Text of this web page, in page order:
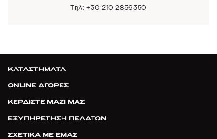
Τηλ: +30 210 2856350
ΚΑΤΑΣΤΗΜΑΤΑ
ONLINE ΑΓΟΡΕΣ
ΚΕΡΔΙΣΤΕ ΜΑΖΙ ΜΑΣ
ΕΞΥΠΗΡΕΤΗΣΗ ΠΕΛΑΤΩΝ
ΣΧΕΤΙΚΑ ΜΕ ΕΜΑΣ